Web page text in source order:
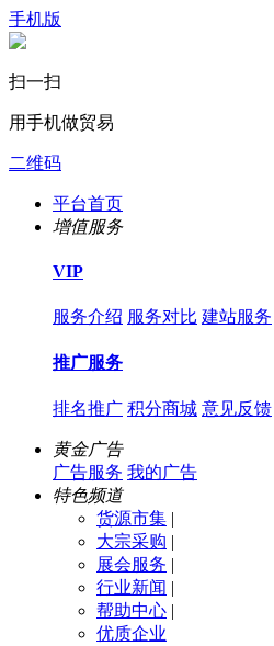
手机版
扫一扫
用手机做贸易
二维码
平台首页
增值服务
VIP
服务介绍 服务对比 建站服务
推广服务
排名推广 积分商城 意见反馈
黄金广告
广告服务 我的广告
特色频道
货源市集 |
大宗采购 |
展会服务 |
行业新闻 |
帮助中心 |
优质企业